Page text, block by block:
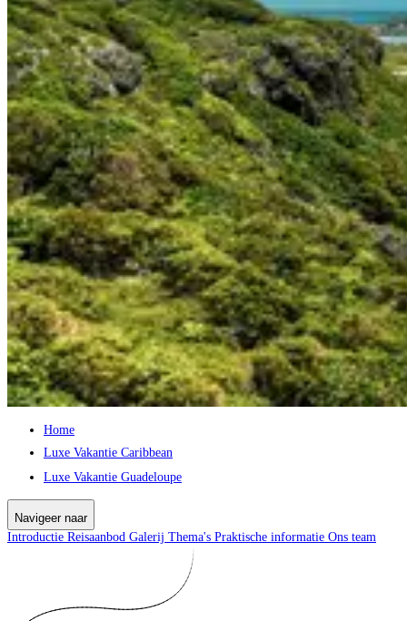
Home
Luxe Vakantie Caribbean
Luxe Vakantie Guadeloupe
Navigeer naar
Introductie Reisaanbod Galerij Thema's Praktische informatie Ons team